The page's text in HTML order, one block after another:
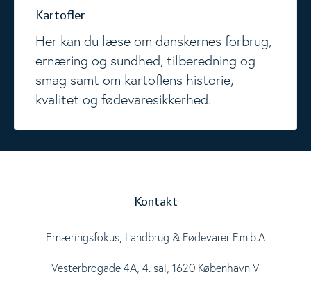
Kartofler
Her kan du læse om danskernes forbrug,
ernæring og sundhed, tilberedning og
smag samt om kartoflens historie,
kvalitet og fødevaresikkerhed.
Kontakt
Ernæringsfokus, Landbrug & Fødevarer F.m.b.A
Vesterbrogade 4A, 4. sal, 1620 København V